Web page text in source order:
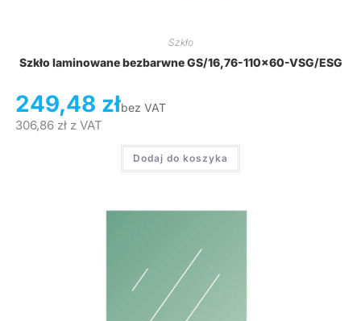
Szkło
Szkło laminowane bezbarwne GS/16,76-110×60-VSG/ESG
249,48 złbez VAT
306,86 złz VAT
Dodaj do koszyka